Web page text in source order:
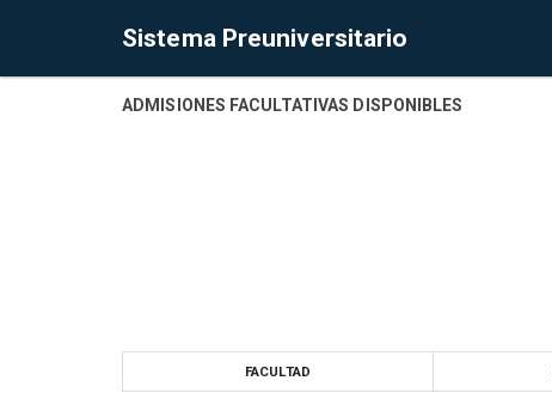
Sistema Preuniversitario
ADMISIONES FACULTATIVAS DISPONIBLES
FACULTAD